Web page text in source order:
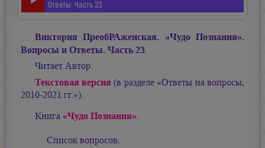
Ответы. Часть 23
Виктория ПреобРАженская. «Чудо Познания».
Вопросы и Ответы. Часть 23.
Читает Автор.
Текстовая версия(в разделе «Ответы на вопросы,
2010-2021 гг.»).
Книга «Чудо Познания».
Список вопросов.